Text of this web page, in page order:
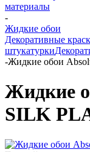
материалы
-
Жидкие обои
Декоративные
штукатурки
-Жидкие обои
Жидкие
SILK